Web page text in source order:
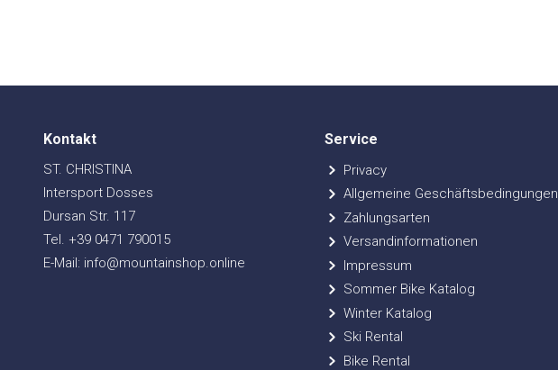
Kontakt
ST. CHRISTINA
Intersport Dosses
Dursan Str. 117
Tel. +39 0471 790015
E-Mail: info@mountainshop.online
Service
Privacy
Allgemeine Geschäftsbedingungen
Zahlungsarten
Versandinformationen
Impressum
Sommer Bike Katalog
Winter Katalog
Ski Rental
Bike Rental